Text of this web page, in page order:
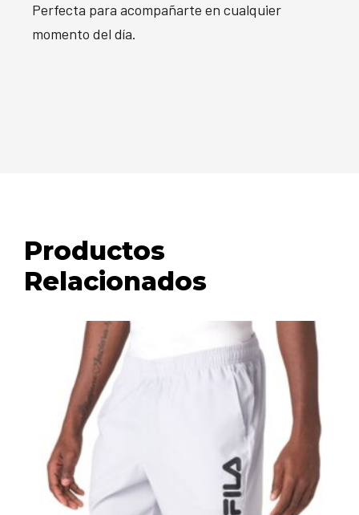
Perfecta para acompañarte en cualquier
momento del día.
Productos
Relacionados